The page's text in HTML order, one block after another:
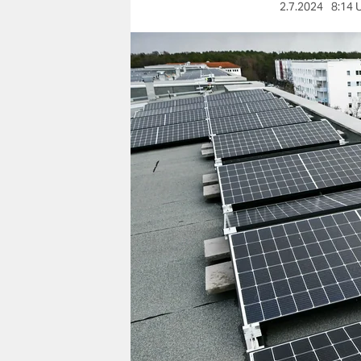
nord
wahrheit
verlag
verlag
veranstaltungen
shop
fragen & hilfe
unterstützen
abo
genossenschaft
2.7.2024 8:14